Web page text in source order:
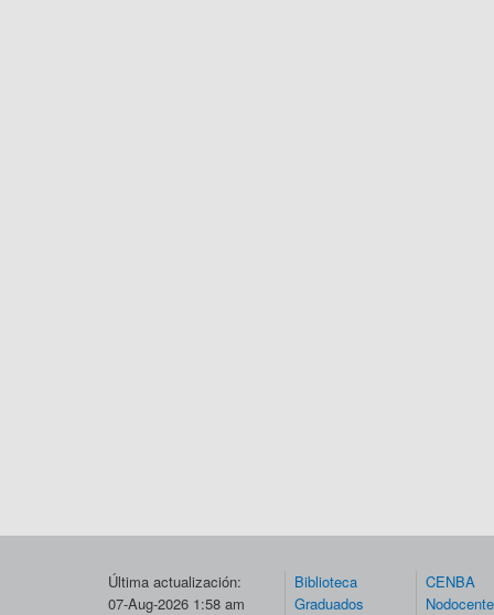
Última actualización:
07-Aug-2026 1:58 am
Biblioteca
Graduados
CENBA